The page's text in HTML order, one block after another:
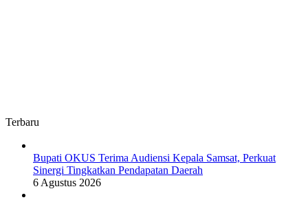
Terbaru
Bupati OKUS Terima Audiensi Kepala Samsat, Perkuat
Sinergi Tingkatkan Pendapatan Daerah
6 Agustus 2026